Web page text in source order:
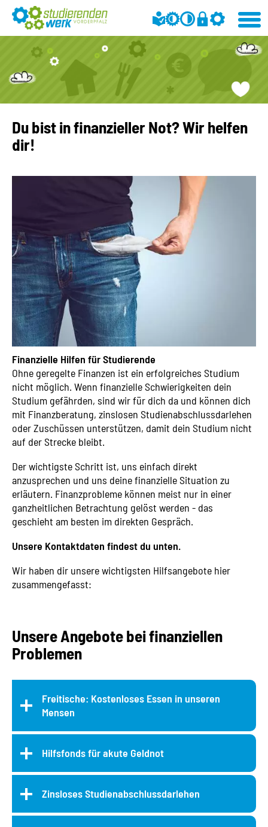
Du bist in finanzieller Not? Wir helfen
dir!
Finanzielle Hilfen für Studierende
Ohne geregelte Finanzen ist ein erfolgreiches Studium
nicht möglich. Wenn finanzielle Schwierigkeiten dein
Studium gefährden, sind wir für dich da und können dich
mit Finanzberatung, zinslosen Studienabschlussdarlehen
oder Zuschüssen unterstützen, damit dein Studium nicht
auf der Strecke bleibt.
Der wichtigste Schritt ist, uns einfach direkt
anzusprechen und uns deine finanzielle Situation zu
erläutern. Finanzprobleme können meist nur in einer
ganzheitlichen Betrachtung gelöst werden - das
geschieht am besten im direkten Gespräch.
Unsere Kontaktdaten findest du unten.
Wir haben dir unsere wichtigsten Hilfsangebote hier
zusammengefasst:
Unsere Angebote bei finanziellen
Problemen
Freitische: Kostenloses Essen in unseren
Mensen
Hilfsfonds für akute Geldnot
Zinsloses Studienabschlussdarlehen